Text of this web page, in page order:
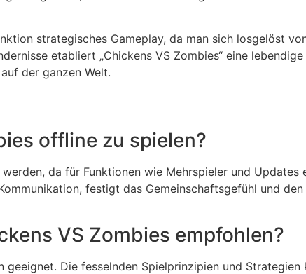
strategisches Gameplay, da man sich losgelöst
etabliert „Chickens VS Zombies“ eine
der ganzen Welt.
offline zu spielen?
da für Funktionen wie Mehrspieler und
festigt das Gemeinschaftsgefühl und
VS Zombies empfohlen?
Die fesselnden Spielprinzipien und